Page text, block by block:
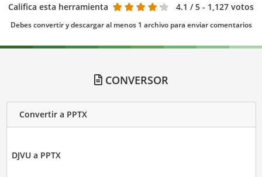
Califica esta herramienta 4.1 / 5 - 1,127 votos
Debes convertir y descargar al menos 1 archivo para enviar comentarios
CONVERSOR
Convertir a PPTX
DJVU a PPTX